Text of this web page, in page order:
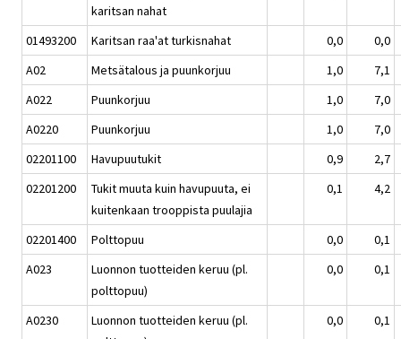
karitsan nahat
01493200 Karitsan raa'at turkisnahat 0,0
0,0
A02
Metsätalous ja puunkorjuu 1,0
7,1
A022
Puunkorjuu 1,0
7,0
A0220
Puunkorjuu 1,0
7,0
02201100
Havupuutukit 0,9
2,7
02201200
Tukit muuta kuin havupuuta, ei
kuitenkaan trooppista puulajia
0,1 4,2
02201400 Polttopuu 0,0
0,1
A023
Luonnon tuotteiden keruu (pl.
polttopuu)
0,0 0,1
A0230
Luonnon tuotteiden keruu (pl.
0,0 0,1